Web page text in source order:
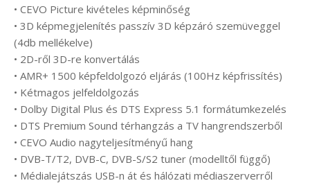
• CEVO Picture kivételes képminőség
• 3D képmegjelenítés passzív 3D képzáró szemüveggel
(4db mellékelve)
• 2D-ről 3D-re konvertálás
• AMR+ 1500 képfeldolgozó eljárás (100Hz képfrissítés)
• Kétmagos jelfeldolgozás
• Dolby Digital Plus és DTS Express 5.1 formátumkezelés
• DTS Premium Sound térhangzás a TV hangrendszerből
• CEVO Audio nagyteljesítményű hang
• DVB-T/T2, DVB-C, DVB-S/S2 tuner (modelltől függő)
• Médialejátszás USB-n át és hálózati médiaszerverről